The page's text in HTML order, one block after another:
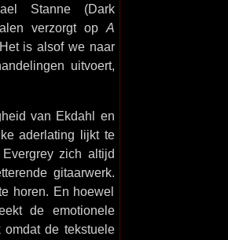
Stanne (Dark
verzorgt op A
is alsof we naar
uitvoert,
van Ekdahl en
aderlating lijkt te
zich altijd
gitaarwerk.
horen. En hoewel
de emotionele
omdat de tekstuele